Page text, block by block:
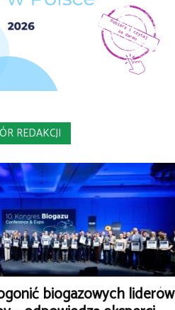
REDAKCJI
biogazowych liderów